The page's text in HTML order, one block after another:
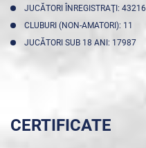
JUCĂTORI ÎNREGISTRAŢI: 43216
CLUBURI (NON-AMATORI): 11
JUCĂTORI SUB 18 ANI: 17987
CERTIFICATE